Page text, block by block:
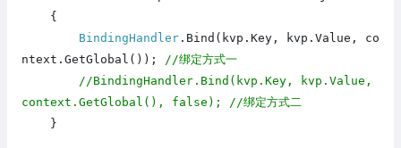
{
BindingHandler .Bind(kvp.Key, kvp.Value, co
ntext.GetGlobal()); //绑定方式一
//BindingHandler.Bind(kvp.Key, kvp.Value,
context.GetGlobal(), false); //绑定方式二
}